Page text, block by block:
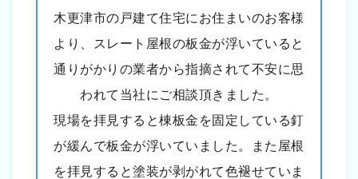
木更津市の戸建て住宅にお住まいのお客様
より、スレート屋根の板金が浮いていると
通りがかりの業者から指摘されて不安に思
われて当社にご相談頂きました。
現場を拝見すると棟板金を固定している釘
が緩んで板金が浮いていました。また屋根
を拝見すると塗装が剥がれて色褪せていま